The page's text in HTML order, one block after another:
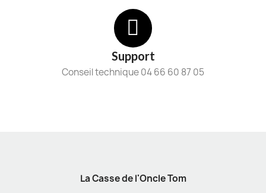
Support
Conseil technique 04 66 60 87 05
La Casse de l'Oncle Tom